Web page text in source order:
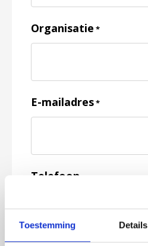
Toestemming Details
Organisatie *
E-mailadres*
Telefoon